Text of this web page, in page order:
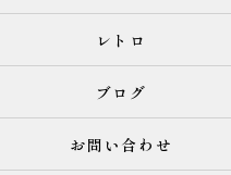
レトロ
ブログ
お問い合わせ